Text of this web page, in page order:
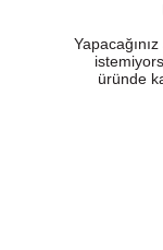
üründe